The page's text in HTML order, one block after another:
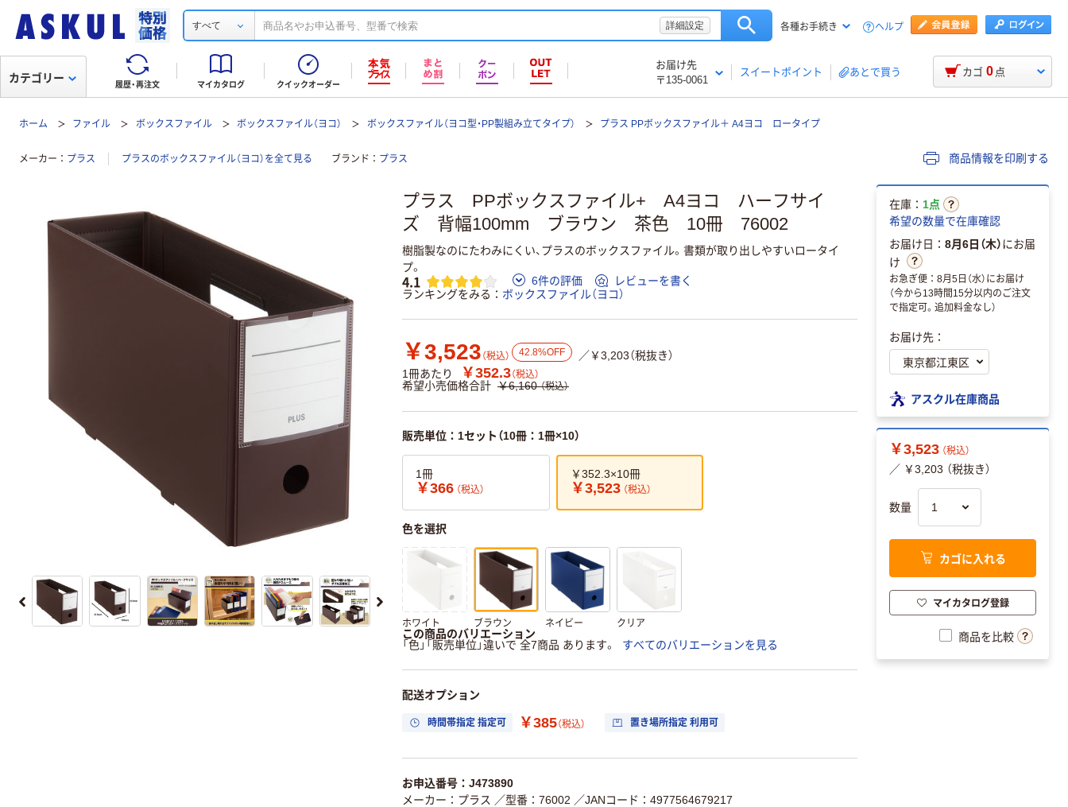
すべて 詳細設定 各種お手続き ヘルプ
履歴・再注文 マイカタログ クイックオーダー
お届け先
〒135-0061
スイートポイント あとで買う
カテゴリー カゴ 0 点
ホーム ファイル ボックスファイル ボックスファイル（ヨコ） ボックスファイル（ヨコ型・PP製組み立てタイプ） プラス PPボックスファイル＋ A4ヨコ ロータイプ
メーカー プラス プラスのボックスファイル（ヨコ）を全て見る ブランド プラス 商品情報を印刷する
プラス PPボックスファイル+ A4ヨコ ハーフサイ
ズ 背幅100mm ブラウン 茶色 10冊 76002
樹脂製なのにたわみにくい、プラスのボックスファイル。書類が取り出しやすいロータイ
プ。
4.1 6件の評価
レビューを書く
ランキングをみる
ボックスファイル（ヨコ）
￥3,523 （税込） 42.8%OFF
／￥3,203（税抜き）
1冊あたり
￥352.3（税込）
希望小売価格合計 ￥6,160 （税込）
販売単位：1セット（10冊：1冊×10）
1冊
￥366 （税込）
￥352.3×10冊
￥3,523 （税込）
色を選択
ホワイト ブラウン ネイビー クリア
この商品のバリエーション
「色」「販売単位」違いで 全7商品 あります。
すべてのバリエーションを見る
配送オプション
時間帯指定 指定可 ￥385（税込） 置き場所指定 利用可
お申込番号：J473890
メーカー：プラス ／型番：76002 ／JANコード：4977564679217
在庫： 1点
希望の数量で在庫確認
お届け日： 8月6日（木）にお届
け
お急ぎ便：8月5日（水）にお届け
（今から13時間15分以内のご注文
で指定可。追加料金なし）
お届け先：
アスクル在庫商品
￥3,523 （税込）
／ ￥3,203 （税抜き）
数量
カゴに入れる
マイカタログ登録
商品を比較